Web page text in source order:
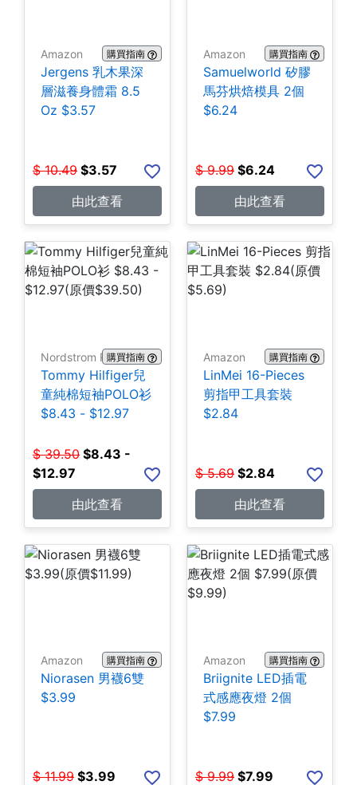
Amazon 購買指南
Jergens 乳木果深
層滋養身體霜 8.5
Oz $3.57
$ 10.49 $3.57
由此查看
Amazon 購買指南
Samuelworld 矽膠
馬芬烘焙模具 2個
$6.24
$ 9.99 $6.24
由此查看
Nordstrom Rack購買指南
Tommy Hilfiger兒
童純棉短袖POLO衫
$8.43 - $12.97
$ 39.50 $8.43 -
$12.97
由此查看
Amazon 購買指南
LinMei 16-Pieces
剪指甲工具套裝
$2.84
$ 5.69 $2.84
由此查看
Amazon 購買指南
Niorasen 男襪6雙
$3.99
$ 11.99 $3.99
Amazon 購買指南
Briignite LED插電
式感應夜燈 2個
$7.99
$ 9.99 $7.99